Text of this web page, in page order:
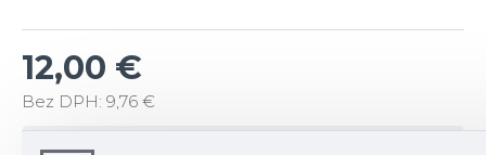
12,00 €
Bez DPH: 9,76 €